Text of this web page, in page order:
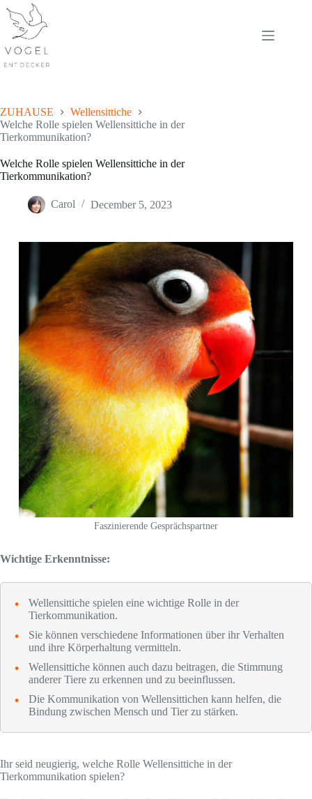
content
ZUHAUSE
Wellensittiche
Welche Rolle spielen Wellensittiche in der
Tierkommunikation?
Welche Rolle spielen Wellensittiche in der
Tierkommunikation?
Carol December 5, 2023
Faszinierende Gesprächspartner
Wichtige Erkenntnisse:
Wellensittiche spielen eine wichtige Rolle in der
Tierkommunikation.
Sie können verschiedene Informationen über ihr Verhalten
und ihre Körperhaltung vermitteln.
Wellensittiche können auch dazu beitragen, die Stimmung
anderer Tiere zu erkennen und zu beeinflussen.
Die Kommunikation von Wellensittichen kann helfen, die
Bindung zwischen Mensch und Tier zu stärken.
Ihr seid neugierig, welche Rolle Wellensittiche in der
Tierkommunikation spielen?